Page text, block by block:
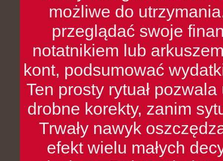
możliwe do
przeglądać swoje
notatnikiem lub
kont, podsumować
Ten prosty rytuał
drobne korekty, zanim
Trwały nawyk
efekt wielu małych